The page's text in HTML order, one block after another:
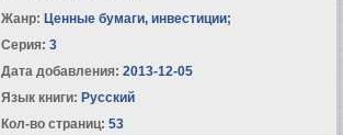
Жанр: Ценные бумаги, инвестиции;
Серия: 3
Дата добавления: 2013-12-05
Язык книги: Русский
Кол-во страниц: 53